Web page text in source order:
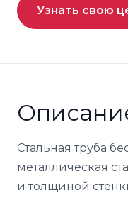
Узнать свою
Стальная труба
металлическая
и толщиной